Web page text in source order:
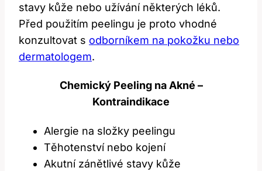
stavy kůže nebo užívání některých léků.
Před použitím peelingu je proto vhodné
konzultovat s odborníkem na pokožku nebo
dermatologem.
Chemický Peeling na Akné –
Kontraindikace
Alergie na složky peelingu
Těhotenství nebo kojení
Akutní zánětlivé stavy kůže